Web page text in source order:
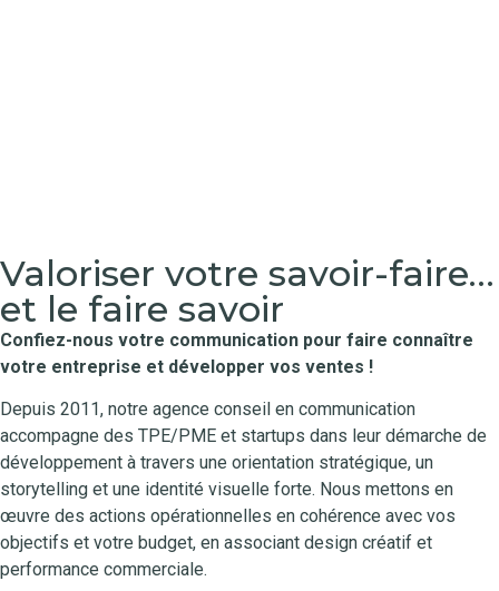
Valoriser votre savoir-faire…
et le faire savoir
Confiez-nous votre communication pour faire connaître
votre entreprise et développer vos ventes !
Depuis 2011, notre agence conseil en communication
accompagne des TPE/PME et startups dans leur démarche de
développement à travers une orientation stratégique, un
storytelling et une identité visuelle forte. Nous mettons en
œuvre des actions opérationnelles en cohérence avec vos
objectifs et votre budget, en associant design créatif et
performance commerciale.